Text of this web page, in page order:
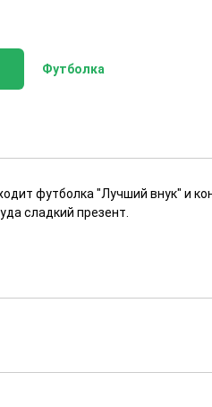
Футболка
футболка "Лучший внук" и
сладкий презент.